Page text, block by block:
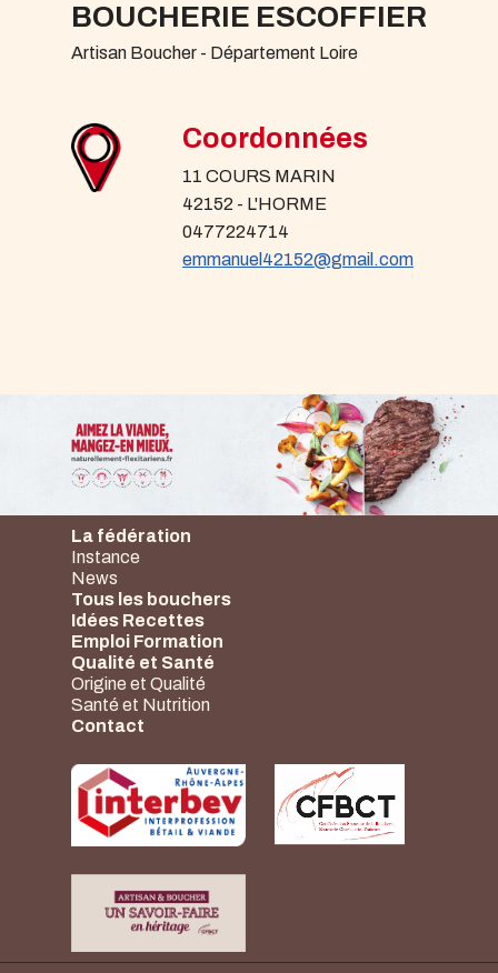
BOUCHERIE ESCOFFIER
Artisan Boucher - Département Loire
Coordonnées
11 COURS MARIN
42152 - L'HORME
0477224714
emmanuel42152@gmail.com
La fédération
Instance
News
Tous les bouchers
Idées Recettes
Emploi Formation
Qualité et Santé
Origine et Qualité
Santé et Nutrition
Contact